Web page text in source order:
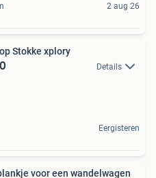
2 aug 26
Stokke xplory
Details
Eergisteren
voor een wandelwagen